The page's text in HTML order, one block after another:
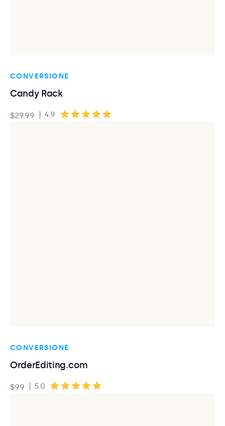
CONVERSIONE
Candy Rack
$29.99 | 4.9
CONVERSIONE
OrderEditing.com
$99 | 5.0